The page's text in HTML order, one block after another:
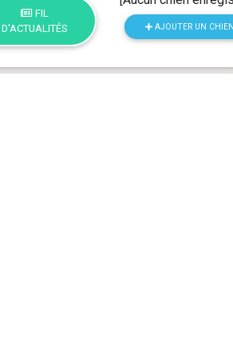
FIL
D'ACTUALITÉS
AJOUTER UN